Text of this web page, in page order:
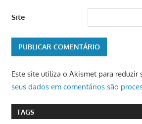
Site
Este site utiliza o Akismet para reduzir
seus dados em comentários são
TAGS